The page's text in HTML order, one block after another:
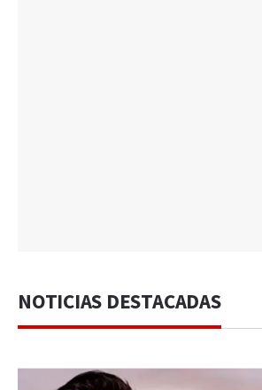
NOTICIAS DESTACADAS